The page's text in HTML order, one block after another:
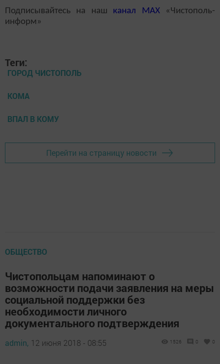
Подписывайтесь на наш канал MAX«Чистополь-
информ»
Теги:
ГОРОД ЧИСТОПОЛЬ
КОМА
ВПАЛ В КОМУ
Перейти на страницу новости
ОБЩЕСТВО
Чистопольцам напоминают о
возможности подачи заявления на меры
социальной поддержки без
необходимости личного
документального подтверждения
admin, 12 июня 2018 - 08:55 1526 0 0